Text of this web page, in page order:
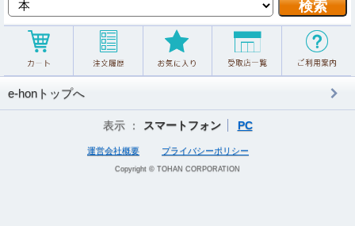
e-honトップへ
表示 ： スマートフォン PC
運営会社概要 プライバシーポリシー
Copyright © TOHAN CORPORATION